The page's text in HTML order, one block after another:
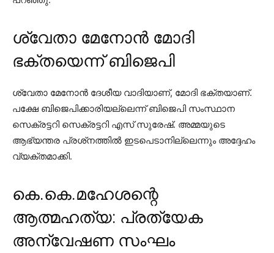
ശ്വേതാ മേനോൻ മോദി
ഭക്തയെന്ന് ബിജെപി
ശ്വേതാ മേനോന്‍ ദേശീയ വാദിയാണ്, മോദി ഭക്തയാണ്.
പക്ഷേ ബിജെപിക്കാരിയല്ലെന്ന് ബിജെപി സംസ്ഥാന
സെക്രട്ടറി സെക്രട്ടറി എസ് സുരേഷ്. അമ്മയുടെ
ആഭ്യന്തര പ്രശ്‌നത്തില്‍ ഇടപെടാനില്ലെന്നും അദ്ദേഹം
വ്യക്തമാക്കി.
കെ.കെ.മഹേശന്റെ
ആത്മഹത്യ: പ്രത്യേക
അന്വേഷണ സംഘം